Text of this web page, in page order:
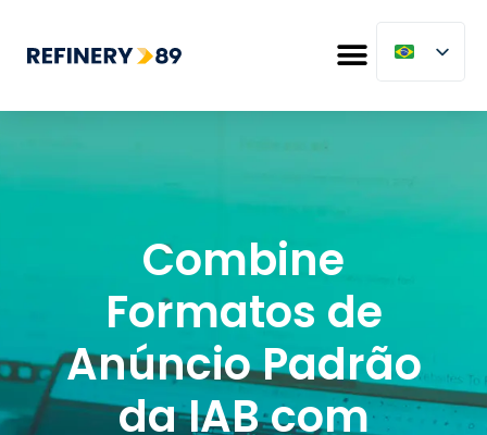
Combine
Formatos de
Anúncio Padrão
da IAB com